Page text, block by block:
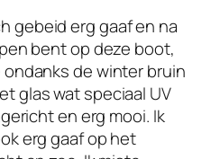
gebeid erg gaaf en na
bent op deze boot,
de winter bruin
glas wat speciaal UV
en erg mooi. Ik
erg gaaf op het